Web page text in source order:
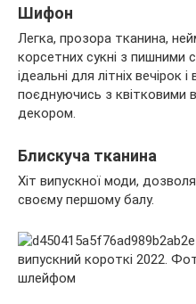
Шифон
Легка, прозора тканина,
корсетних сукні з пишними
ідеальні для літніх вечірок
поєднуючись з квітковими
декором.
Блискуча тканина
Хіт випускної моди,
своєму першому балу.